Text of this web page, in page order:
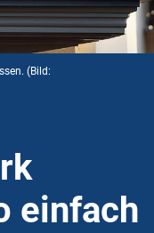
(Bild:
einfach